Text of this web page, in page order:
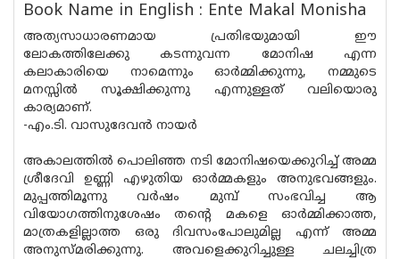
Book Name in English : Ente Makal Monisha
അത്യസാധാരണമായ പ്രതിഭയുമായി ഈ
ലോകത്തിലേക്കു കടന്നുവന്ന മോനിഷ എന്ന
കലാകാരിയെ നാമെന്നും ഓര്‍മ്മിക്കുന്നു, നമ്മുടെ
മനസ്സില്‍ സൂക്ഷിക്കുന്നു എന്നുള്ളത് വലിയൊരു
കാര്യമാണ്.
-എം.ടി. വാസുദേവന്‍ നായര്‍
അകാലത്തില്‍ പൊലിഞ്ഞ നടി മോനിഷയെക്കുറിച്ച് അമ്മ
ശ്രീദേവി ഉണ്ണി എഴുതിയ ഓര്‍മ്മകളും അനുഭവങ്ങളും.
മുപ്പത്തിമൂന്നു വര്‍ഷം മുമ്പ് സംഭവിച്ച ആ
വിയോഗത്തിനുശേഷം തന്റെ മകളെ ഓര്‍മ്മിക്കാത്ത,
മാത്രകളില്ലാത്ത ഒരു ദിവസംപോലുമില്ല എന്ന് അമ്മ
അനുസ്മരിക്കുന്നു. അവളെക്കുറിച്ചുള്ള ചലച്ചിത്ര